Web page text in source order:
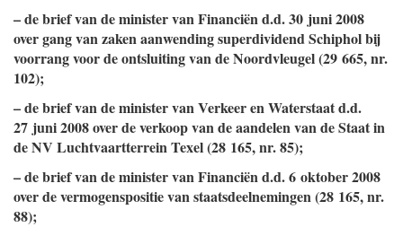
– de brief van de minister van Financiën d.d. 30 juni 2008
over gang van zaken aanwending superdividend Schiphol bij
voorrang voor de ontsluiting van de Noordvleugel (29 665, nr.
102);
– de brief van de minister van Verkeer en Waterstaat d.d.
27 juni 2008 over de verkoop van de aandelen van de Staat in
de NV Luchtvaartterrein Texel (28 165, nr. 85);
– de brief van de minister van Financiën d.d. 6 oktober 2008
over de vermogenspositie van staatsdeelnemingen (28 165, nr.
88);